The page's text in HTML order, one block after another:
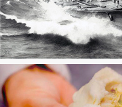
COMPANY
会社情報
WORKS
制作事例